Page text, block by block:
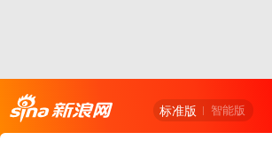
标准版 智能版